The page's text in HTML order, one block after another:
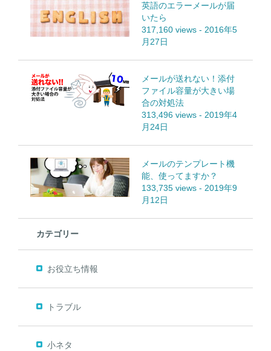
英語のエラーメールが届
いたら
317,160 views - 2016年5
月27日
メールが送れない！添付
ファイル容量が大きい場
合の対処法
313,496 views - 2019年4
月24日
メールのテンプレート機
能、使ってますか？
133,735 views - 2019年9
月12日
カテゴリー
お役立ち情報
トラブル
小ネタ